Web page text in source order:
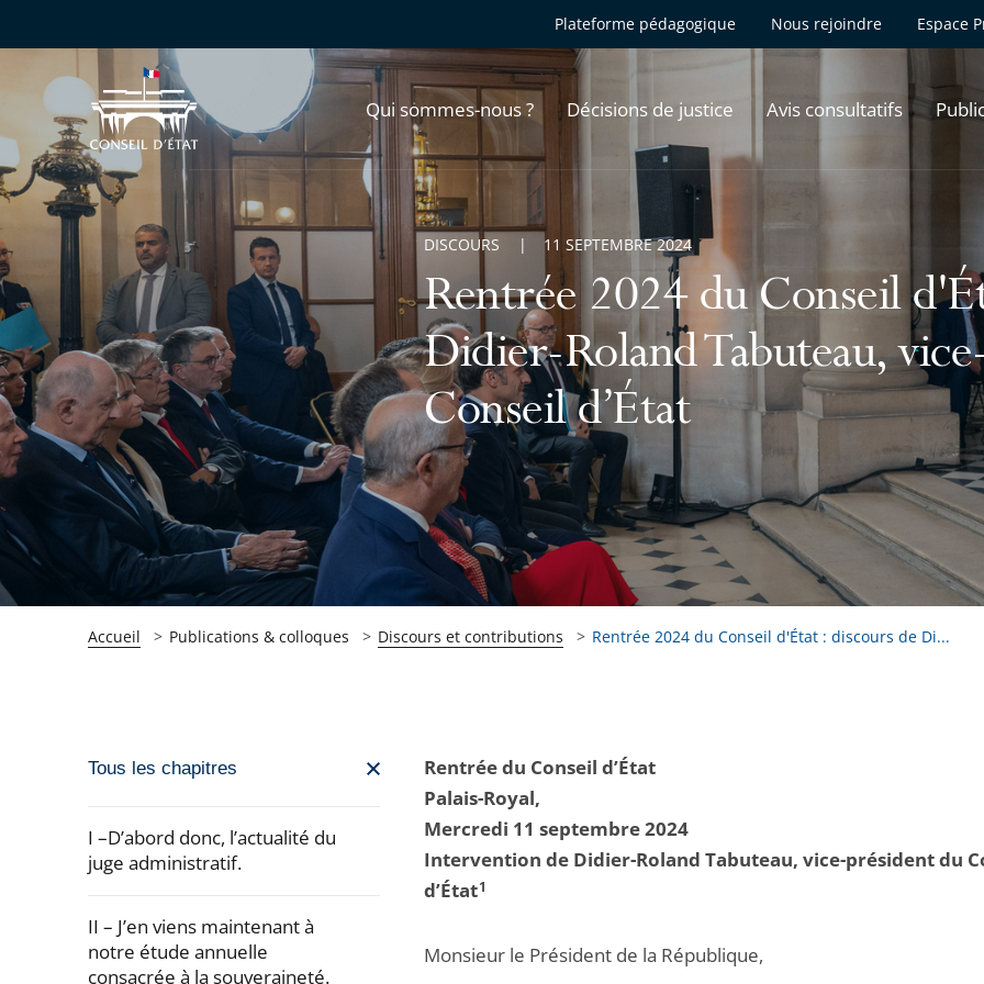
Plateforme pédagogique Nous rejoindre Espace
Qui sommes-nous ? Décisions de justice Avis consultatifs
Rentrée 2024 du Conseil
Didier-Roland Tabuteau,
Conseil d’État
DISCOURS 11 SEPTEMBRE 2024
Accueil Publications & colloques Discours et contributions Rentrée 2024 du Conseil d'État : discours de Di...
Passer
navigation
de
pour
arriver
Tous les chapitres
I –D’abord donc, l’actualité du
juge administratif.
II – J’en viens maintenant à
notre étude annuelle
consacrée à la souveraineté.
Rentrée du Conseil d’État
Palais-Royal,
Mercredi 11 septembre 2024
Intervention de Didier-Roland Tabuteau, vice-président du
d’État1
Monsieur le Président de la République,